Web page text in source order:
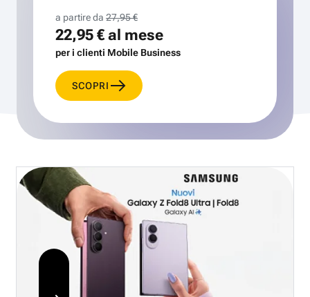
a partire da 27,95 €
22,95 €al mese
per i clienti Mobile Business
SCOPRI